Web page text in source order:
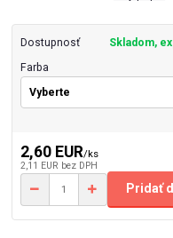
Dostupnosť Skladom,
Farba
2,60 EUR/ks
2,11 EUR bez DPH
Pridať